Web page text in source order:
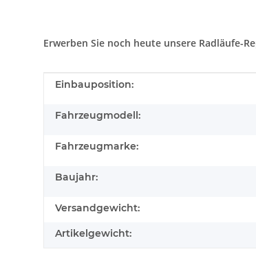
Erwerben Sie noch heute unsere Radläufe-
Produkteigenschaft
Wert
Einbauposition:
Fahrzeugmodell:
Fahrzeugmarke:
Baujahr:
Versandgewicht:
Artikelgewicht: